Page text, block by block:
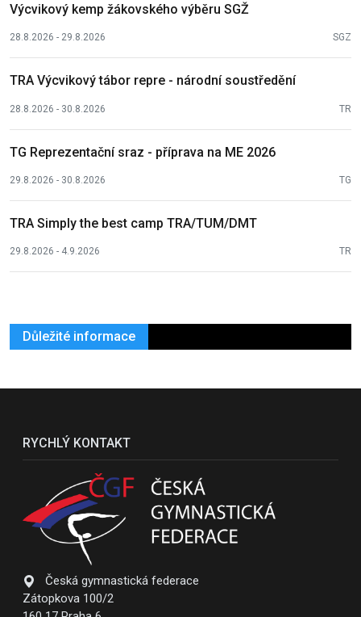
Výcvikový kemp žákovského výběru SGŽ
28.8.2026 - 29.8.2026 SGZ
TRA Výcvikový tábor repre - národní soustředění
28.8.2026 - 30.8.2026 TR
TG Reprezentační sraz - příprava na ME 2026
29.8.2026 - 30.8.2026 TG
TRA Simply the best camp TRA/TUM/DMT
29.8.2026 - 4.9.2026 TR
Důležité informace
RYCHLÝ KONTAKT
Česká gymnastická federace
Zátopkova 100/2